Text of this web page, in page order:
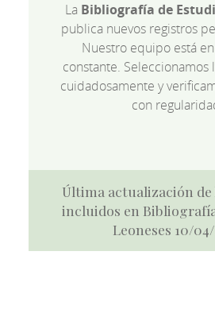
La Bibliografía de
publica nuevos registros
Nuestro equipo está
constante. Seleccionamos
cuidadosamente y
con
Última actualización
incluidos en
Leoneses 10/